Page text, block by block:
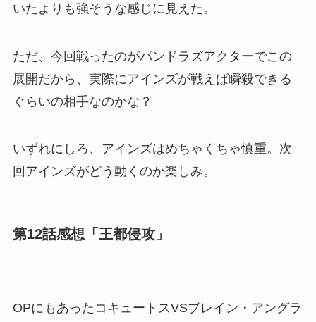
いたよりも強そうな感じに見えた。
ただ、今回戦ったのがパンドラズアクターでこの
展開だから、実際にアインズが戦えば瞬殺できる
ぐらいの相手なのかな？
いずれにしろ、アインズはめちゃくちゃ慎重。次
回アインズがどう動くのか楽しみ。
第12話感想「王都侵攻」
OPにもあったコキュートスVSブレイン・アングラ